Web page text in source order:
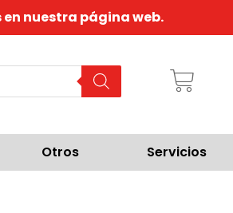
nuestra página web.
Otros Servicios